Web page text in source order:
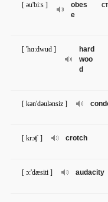
obes
e
[ əu'bi:s ]
hard
woo
d
[ 'hɑ:dwud ]
[ kən'dəulənsiz ]
crotch
[ krɔʧ ]
audacity
[ ɔ:'dæsiti ]